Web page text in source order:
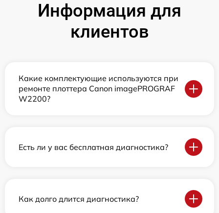
Информация для
клиентов
Какие комплектующие используются при
ремонте плоттера Canon imagePROGRAF
W2200?
Есть ли у вас бесплатная диагностика?
Как долго длится диагностика?